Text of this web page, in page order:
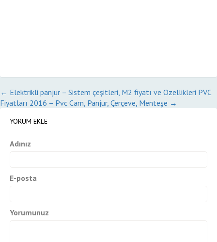
← Elektrikli panjur – Sistem çeşitleri, M2 fiyatı ve Özellikleri PVC
Fiyatları 2016 – Pvc Cam, Panjur, Çerçeve, Menteşe →
YORUM EKLE
Adınız
E-posta
Yorumunuz